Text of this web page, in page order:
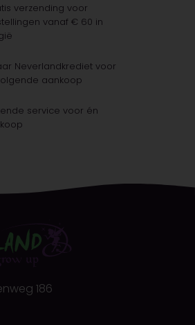
verzending voor
vanaf € 60 in
Neverlandkrediet voor
aankoop
service voor én
186